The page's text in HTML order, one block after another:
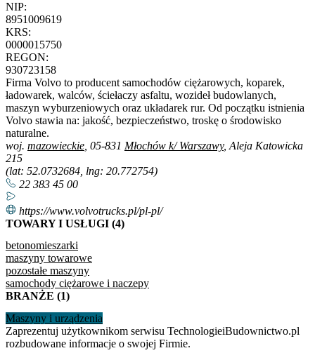
NIP:
8951009619
KRS:
0000015750
REGON:
930723158
Firma Volvo to producent samochodów ciężarowych, koparek,
ładowarek, walców, ściełaczy asfaltu, wozideł budowlanych,
maszyn wyburzeniowych oraz układarek rur. Od początku istnienia
Volvo stawia na: jakość, bezpieczeństwo, troskę o środowisko
naturalne.
woj. mazowieckie , 05-831 Młochów k/ Warszawy, Aleja Katowicka
215
(lat: 52.0732684, lng: 20.772754)
22 383 45 00
https://www.volvotrucks.pl/pl-pl/
TOWARY I USŁUGI (4)
betonomieszarki
maszyny towarowe
pozostałe maszyny
samochody ciężarowe i naczepy
BRANŻE (1)
Maszyny i urządzenia
Zaprezentuj użytkownikom serwisu TechnologieiBudownictwo.pl
rozbudowane informacje o swojej Firmie.